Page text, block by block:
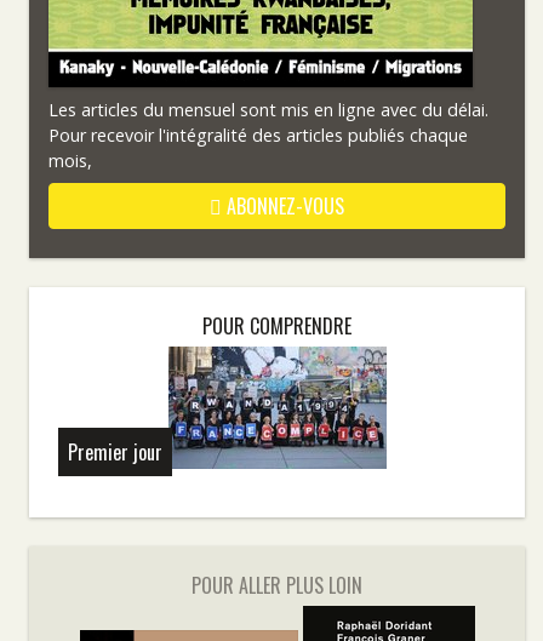
Les articles du mensuel sont mis en ligne avec du délai.
Pour recevoir l'intégralité des articles publiés chaque
mois,
ABONNEZ-VOUS
POUR COMPRENDRE
Premier jour
POUR ALLER PLUS LOIN